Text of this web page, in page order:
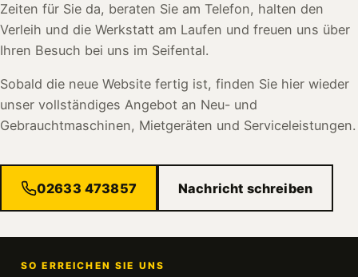
Zeiten für Sie da, beraten Sie am Telefon, halten den
Verleih und die Werkstatt am Laufen und freuen uns über
Ihren Besuch bei uns im Seifental.
Sobald die neue Website fertig ist, finden Sie hier wieder
unser vollständiges Angebot an Neu- und
Gebrauchtmaschinen, Mietgeräten und Serviceleistungen.
02633 473857 Nachricht schreiben
SO ERREICHEN SIE UNS